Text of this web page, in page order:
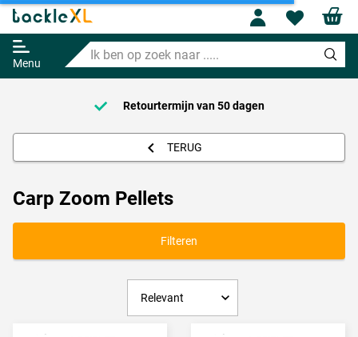
Menu
Ik
ben
op
naar
Profile
Retourtermijn van 50 dagen
TERUG
Carp Zoom Pellets
Filteren